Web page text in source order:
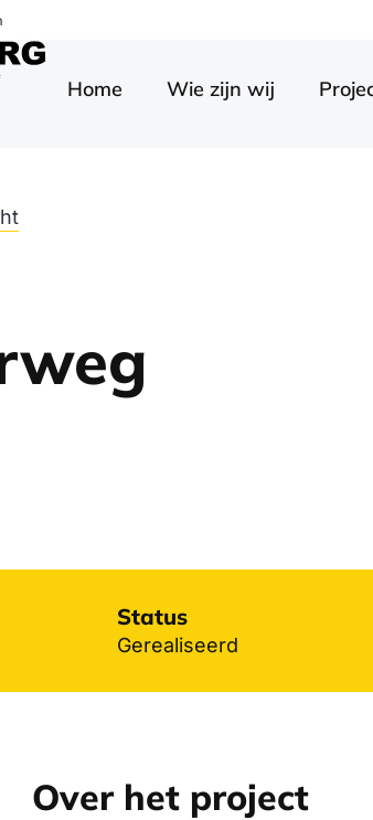
Home Wie zijn wij
Status
Gerealiseerd
Over het project